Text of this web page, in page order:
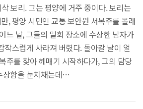
보리. 그는 평양에 거주 중이다. 보리는
, 평양 시민인 교통 보안원 서복주를 몰래
느 날, 그들의 밀회 장소에 수상한 남자가
작스럽게 사라져 버렸다. 돌아갈 날이 얼
주를 찾아 헤매기 시작하다가, 그의 담당
상함을 눈치채는데…